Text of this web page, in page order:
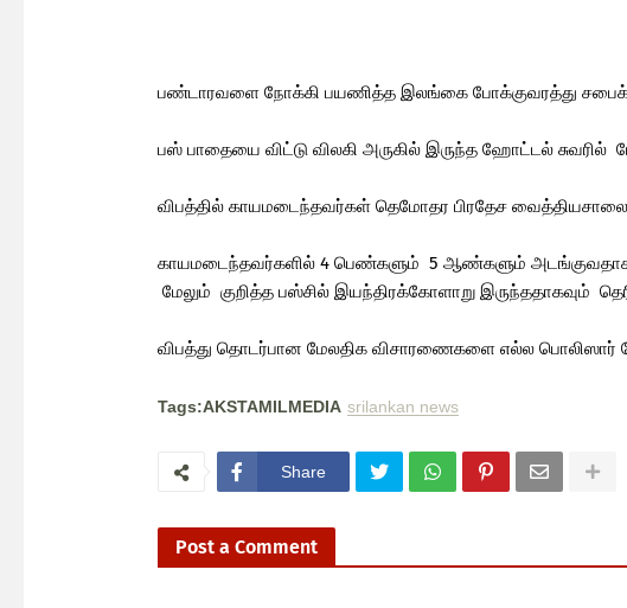
பண்டாரவளை நோக்கி பயணித்த இலங்கை போக்குவரத்து
பஸ் பாதையை விட்டு விலகி அருகில் இருந்த ஹோட்டல் சுவரில்
விபத்தில் காயமடைந்தவர்கள் தெமோதர பிரதேச
காயமடைந்தவர்களில் 4 பெண்களும் 5 ஆண்களும்
மேலும் குறித்த பஸ்சில் இயந்திரக்கோளாறு இருந்ததாகவும்
விபத்து தொடர்பான மேலதிக விசாரணைகளை எல்ல பொலிஸார்
Tags:AKSTAMILMEDIA srilankan news
Share
Post a Comment